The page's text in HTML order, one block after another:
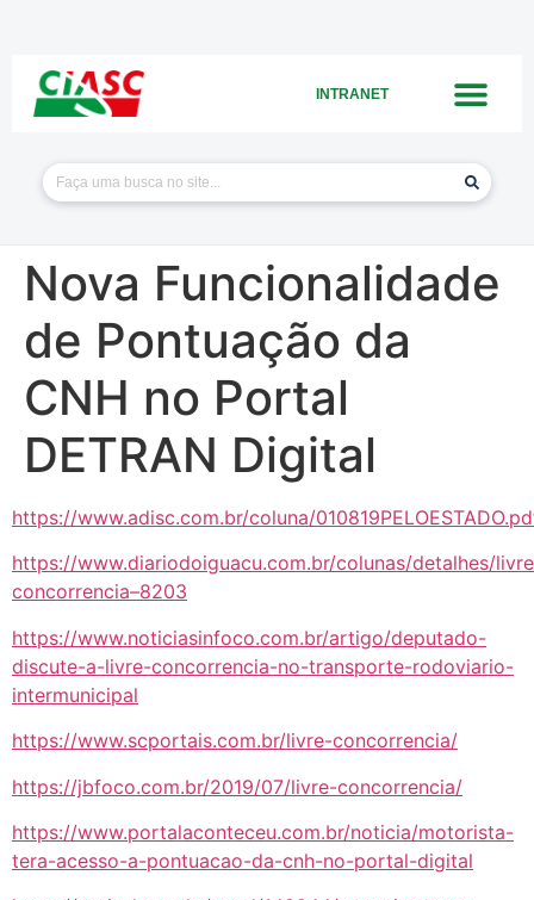
INTRANET
Nova Funcionalidade
de Pontuação da
CNH no Portal
DETRAN Digital
https://www.adisc.com.br/coluna/
https://www.diariodoiguacu.com.br/colunas/detalhes/
concorrencia–8203
https://www.noticiasinfoco.com.br/artigo/deputado-
discute-a-livre-concorrencia-no-transporte-rodoviario-
intermunicipal
https://www.scportais.com.br/livre-concorrencia/
https://jbfoco.com.br/2019/07/livre-concorrencia/
https://www.portalaconteceu.com.br/noticia/motorista-
tera-acesso-a-pontuacao-da-cnh-no-portal-digital